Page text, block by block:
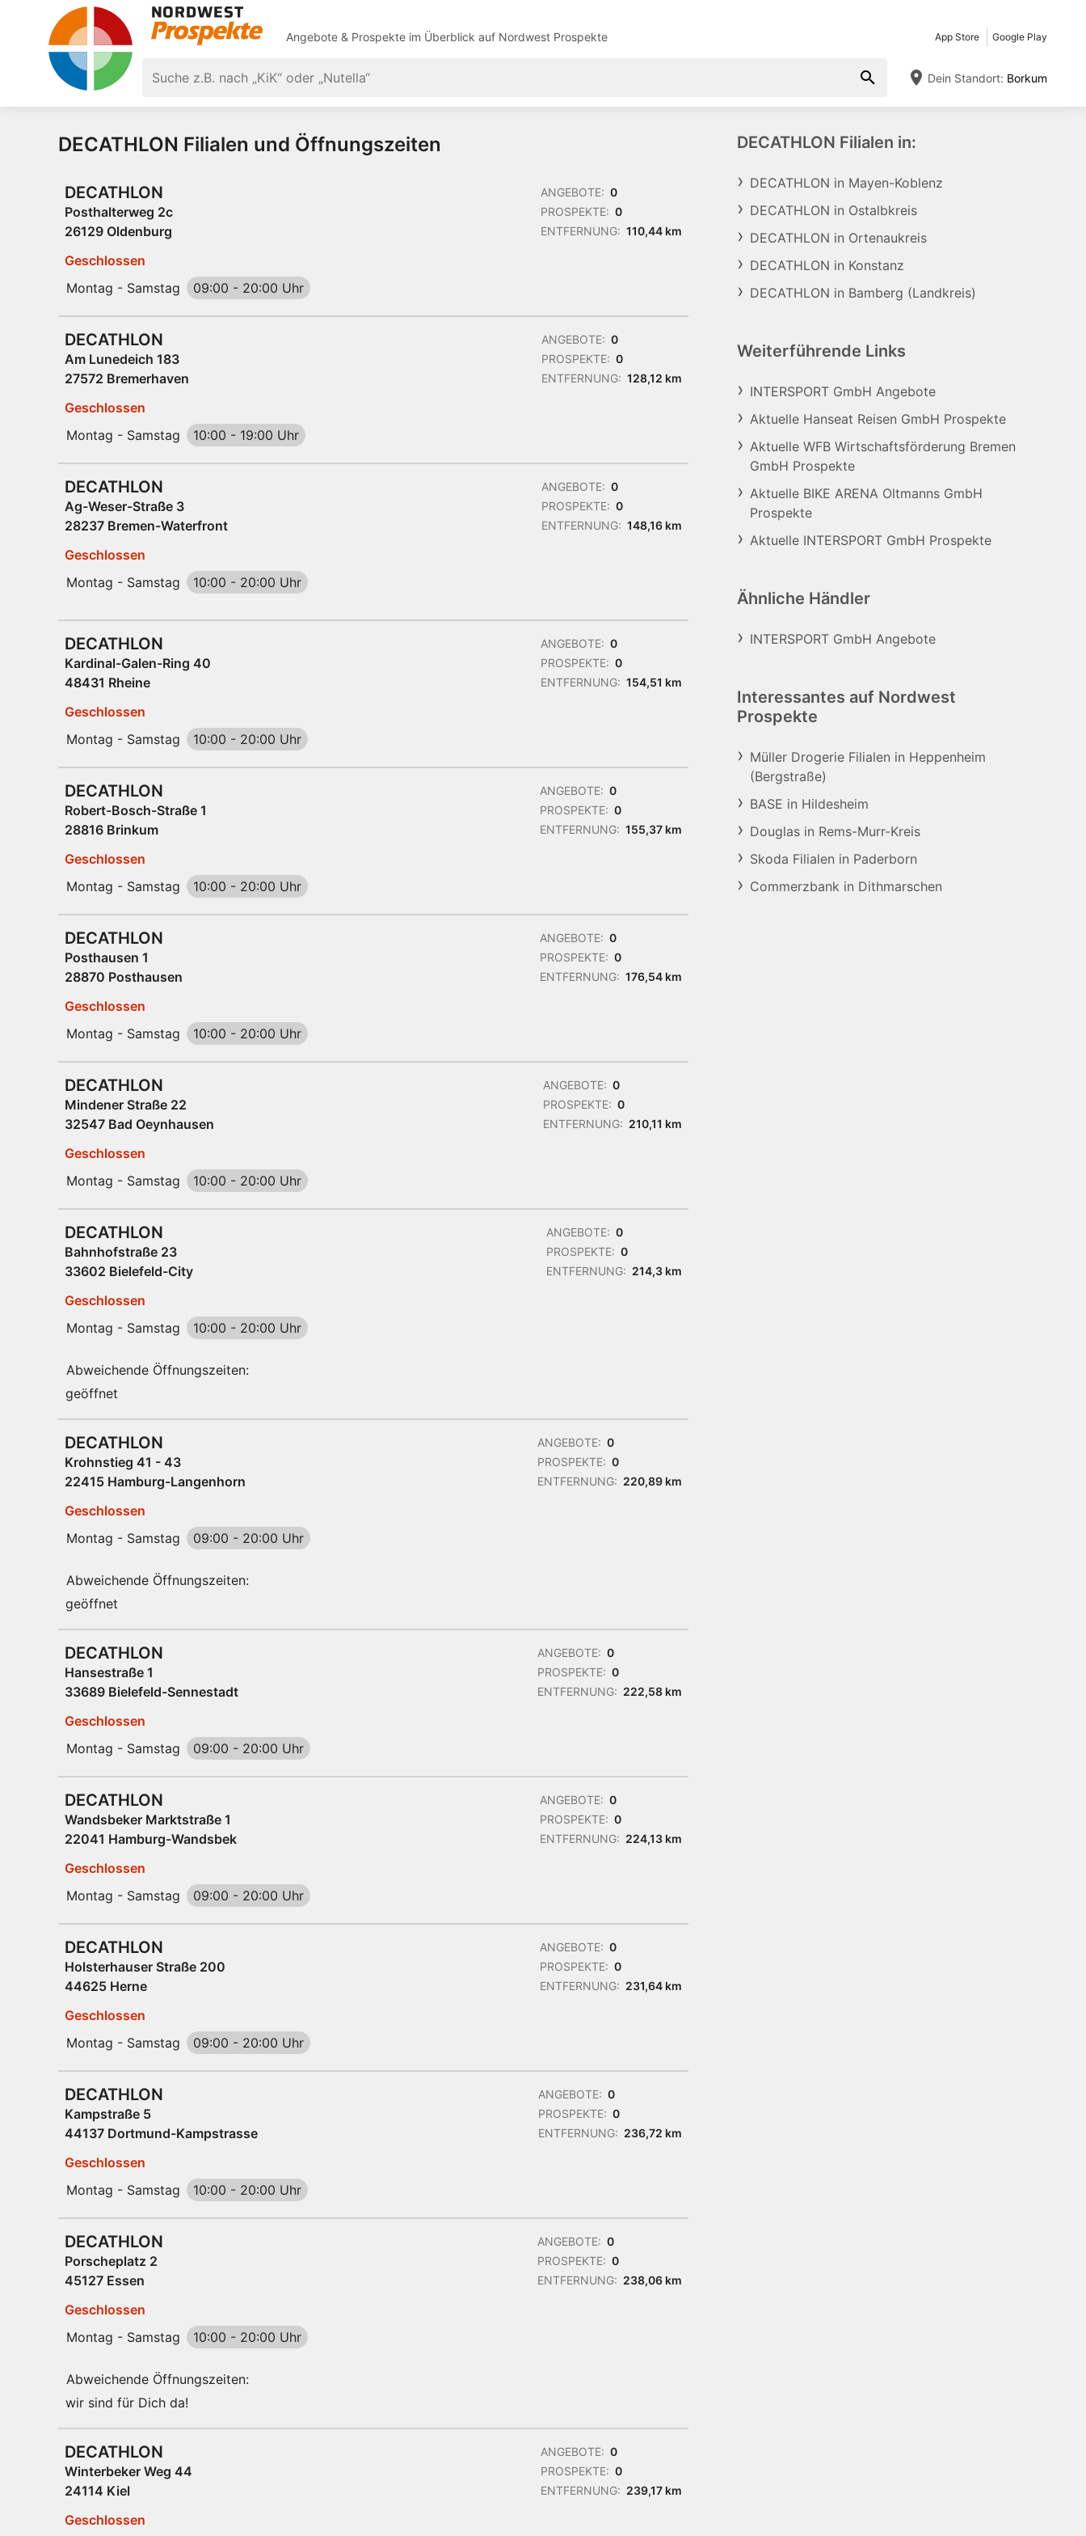
Angebote & Prospekte im Überblick auf Nordwest Prospekte App Store Google Play
Dein Standort: Borkum
DECATHLON Filialen und Öffnungszeiten
DECATHLON
Posthalterweg 2c
26129 Oldenburg
ANGEBOTE: 0
PROSPEKTE: 0
ENTFERNUNG: 110,44 km
Geschlossen
Montag - Samstag
09:00 - 20:00 Uhr
DECATHLON
Am Lunedeich 183
27572 Bremerhaven
ANGEBOTE: 0
PROSPEKTE: 0
ENTFERNUNG: 128,12 km
Geschlossen
Montag - Samstag
10:00 - 19:00 Uhr
DECATHLON
Ag-Weser-Straße 3
28237 Bremen-Waterfront
ANGEBOTE: 0
PROSPEKTE: 0
ENTFERNUNG: 148,16 km
Geschlossen
Montag - Samstag
10:00 - 20:00 Uhr
DECATHLON
Kardinal-Galen-Ring 40
48431 Rheine
ANGEBOTE: 0
PROSPEKTE: 0
ENTFERNUNG: 154,51 km
Geschlossen
Montag - Samstag
10:00 - 20:00 Uhr
DECATHLON
Robert-Bosch-Straße 1
28816 Brinkum
ANGEBOTE: 0
PROSPEKTE: 0
ENTFERNUNG: 155,37 km
Geschlossen
Montag - Samstag
10:00 - 20:00 Uhr
DECATHLON
Posthausen 1
28870 Posthausen
ANGEBOTE: 0
PROSPEKTE: 0
ENTFERNUNG: 176,54 km
Geschlossen
Montag - Samstag
10:00 - 20:00 Uhr
DECATHLON
Mindener Straße 22
32547 Bad Oeynhausen
ANGEBOTE: 0
PROSPEKTE: 0
ENTFERNUNG: 210,11 km
Geschlossen
Montag - Samstag
10:00 - 20:00 Uhr
DECATHLON
Bahnhofstraße 23
33602 Bielefeld-City
ANGEBOTE: 0
PROSPEKTE: 0
ENTFERNUNG: 214,3 km
Geschlossen
Montag - Samstag
10:00 - 20:00 Uhr
Abweichende Öffnungszeiten:
geöffnet
DECATHLON
Krohnstieg 41 - 43
22415 Hamburg-Langenhorn
ANGEBOTE: 0
PROSPEKTE: 0
ENTFERNUNG: 220,89 km
Geschlossen
Montag - Samstag
09:00 - 20:00 Uhr
Abweichende Öffnungszeiten:
geöffnet
DECATHLON
Hansestraße 1
33689 Bielefeld-Sennestadt
ANGEBOTE: 0
PROSPEKTE: 0
ENTFERNUNG: 222,58 km
Geschlossen
Montag - Samstag
09:00 - 20:00 Uhr
DECATHLON
Wandsbeker Marktstraße 1
22041 Hamburg-Wandsbek
ANGEBOTE: 0
PROSPEKTE: 0
ENTFERNUNG: 224,13 km
Geschlossen
Montag - Samstag
09:00 - 20:00 Uhr
DECATHLON
Holsterhauser Straße 200
44625 Herne
ANGEBOTE: 0
PROSPEKTE: 0
ENTFERNUNG: 231,64 km
Geschlossen
Montag - Samstag
09:00 - 20:00 Uhr
DECATHLON
Kampstraße 5
44137 Dortmund-Kampstrasse
ANGEBOTE: 0
PROSPEKTE: 0
ENTFERNUNG: 236,72 km
Geschlossen
Montag - Samstag
10:00 - 20:00 Uhr
DECATHLON
Porscheplatz 2
45127 Essen
ANGEBOTE: 0
PROSPEKTE: 0
ENTFERNUNG: 238,06 km
Geschlossen
Montag - Samstag
10:00 - 20:00 Uhr
Abweichende Öffnungszeiten:
wir sind für Dich da!
DECATHLON
Winterbeker Weg 44
24114 Kiel
ANGEBOTE: 0
PROSPEKTE: 0
ENTFERNUNG: 239,17 km
Geschlossen
DECATHLON Filialen in:
DECATHLON in Mayen-Koblenz
DECATHLON in Ostalbkreis
DECATHLON in Ortenaukreis
DECATHLON in Konstanz
DECATHLON in Bamberg (Landkreis)
Weiterführende Links
INTERSPORT GmbH Angebote
Aktuelle Hanseat Reisen GmbH Prospekte
Aktuelle WFB Wirtschaftsförderung Bremen
GmbH Prospekte
Aktuelle BIKE ARENA Oltmanns GmbH
Prospekte
Aktuelle INTERSPORT GmbH Prospekte
Ähnliche Händler
INTERSPORT GmbH Angebote
Interessantes auf Nordwest
Prospekte
Müller Drogerie Filialen in Heppenheim
(Bergstraße)
BASE in Hildesheim
Douglas in Rems-Murr-Kreis
Skoda Filialen in Paderborn
Commerzbank in Dithmarschen